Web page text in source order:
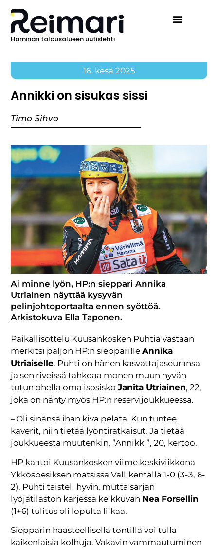
Haminan talousalueen uutislehti
16. kesä 2025
Annikki on sisukas sissi
Timo Sihvo
Ai minne lyön, HP:n sieppari Annika
Utriainen näyttää kysyvän
pelinjohtoportaalta ennen syöttöä.
Arkistokuva Ella Taponen.
Paikallisottelu Kuusankosken Puhtia vastaan
merkitsi paljon HP:n siepparilleAnnika
Utriaiselle. Puhti on hänen kasvattajaseuransa
ja sen riveissä tahkoaa monen muun hyvän
tutun ohella oma isosiskoJanita Utriainen, 22,
joka on nähty myös HP:n reservijoukkueessa.
– Oli sinänsä ihan kiva pelata. Kun tuntee
kaverit, niin tietää lyöntiratkaisut. Ja tietää
joukkueesta muutenkin, ”Annikki”, 20, kertoo.
HP kaatoi Kuusankosken viime keskiviikkona
Ykköspesiksen matsissa Vallikentällä 1-0 (3-3, 6-
2). Puhti taisteli hyvin, mutta sarjan
lyöjätilaston kärjessä keikkuvan Nea Forsellin
(1+6) tulitus oli lopulta liikaa.
Siepparin haasteellisella tontilla voi tulla
kaikenlaisia kolhuja. Vakavin vammautuminen